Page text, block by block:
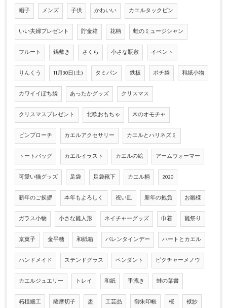
帽子 メンズ 子供 かわいい カエルタックピン
いい夫婦プレゼント 貯金箱 花柄 蛙のミュージシャン
フルート 鍋敷き さくら 小さな瓶敷 イベント
りんくう 11月30日(土) タミパン 鉄板 ポチ袋 和紙小物
カワイイぽち袋 あったかグッズ クリスマス
クリスマスプレゼント 北欧おもちゃ 木のオモチャ
ピンブローチ カエルアクセサリー カエルとハリネズミ
トートバッグ カエルイラスト カエルの絵 アームウォーマー
可愛い猫グッズ 足袋 足袋靴下 カエル柄 2020
新年のご挨拶 本年もよろしく 祝い皿 新年の抱負 お雛様
ガラス小物 小さな雛人形 ネイチャーグッズ 巾着 雛祭り
京菓子 金平糖 和紙箱 バレンタインデー ハートとカエル
ハンドメイド ステンドグラス ペンダント ピクチャーメノウ
カエルジュエリー トレイ 和紙 手漉き 蛙の葉書
柘植細工 薩摩切子 盃 工芸品 御朱印帳 桜 袱紗